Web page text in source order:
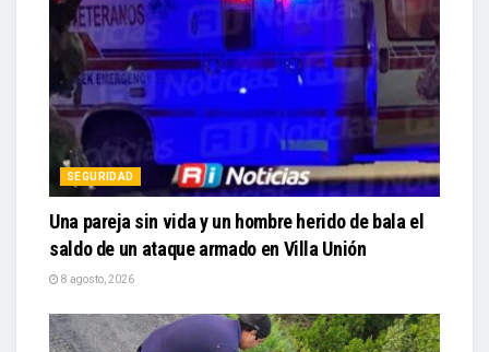
SEGURIDAD
Una pareja sin vida y un hombre herido de bala el
saldo de un ataque armado en Villa Unión
8 agosto, 2026